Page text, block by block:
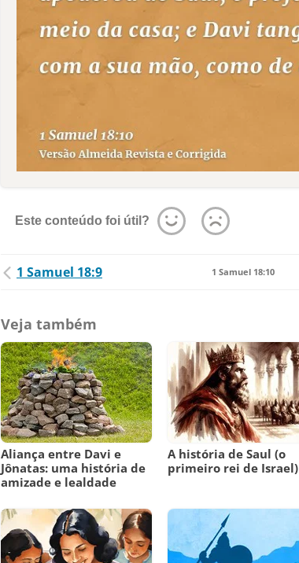
Este conteúdo foi útil?
1 Samuel 18:9 1 Samuel 18:10
Veja também
Aliança entre Davi e
Jônatas: uma história de
amizade e lealdade
A história de Saul (o
primeiro rei de Israel)